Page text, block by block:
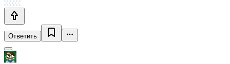
Ответить